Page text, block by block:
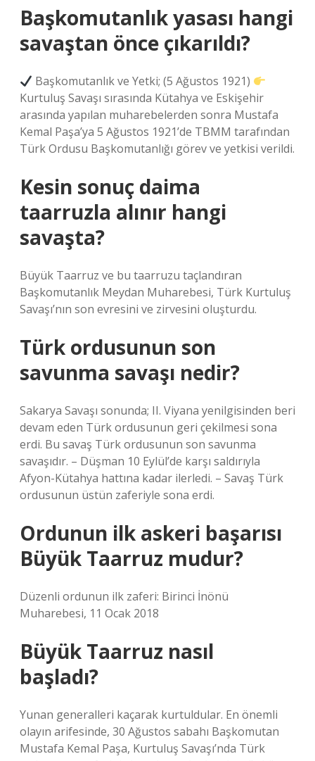
Başkomutanlık yasası hangi
savaştan önce çıkarıldı?
Başkomutanlık ve Yetki; (5 Ağustos 1921)
Kurtuluş Savaşı sırasında Kütahya ve Eskişehir
arasında yapılan muharebelerden sonra Mustafa
Kemal Paşa’ya 5 Ağustos 1921’de TBMM tarafından
Türk Ordusu Başkomutanlığı görev ve yetkisi verildi.
Kesin sonuç daima
taarruzla alınır hangi
savaşta?
Büyük Taarruz ve bu taarruzu taçlandıran
Başkomutanlık Meydan Muharebesi, Türk Kurtuluş
Savaşı’nın son evresini ve zirvesini oluşturdu.
Türk ordusunun son
savunma savaşı nedir?
Sakarya Savaşı sonunda; II. Viyana yenilgisinden beri
devam eden Türk ordusunun geri çekilmesi sona
erdi. Bu savaş Türk ordusunun son savunma
savaşıdır. – Düşman 10 Eylül’de karşı saldırıyla
Afyon-Kütahya hattına kadar ilerledi. – Savaş Türk
ordusunun üstün zaferiyle sona erdi.
Ordunun ilk askeri başarısı
Büyük Taarruz mudur?
Düzenli ordunun ilk zaferi: Birinci İnönü
Muharebesi, 11 Ocak 2018
Büyük Taarruz nasıl
başladı?
Yunan generalleri kaçarak kurtuldular. En önemli
olayın arifesinde, 30 Ağustos sabahı Başkomutan
Mustafa Kemal Paşa, Kurtuluş Savaşı’nda Türk